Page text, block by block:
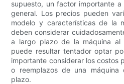
supuesto, un factor importante
general. Los precios pueden
modelo y características de la
deben considerar
a largo plazo de la máquina al
puede resultar tentador optar
importante considerar los costos
o reemplazos de una
plazo.